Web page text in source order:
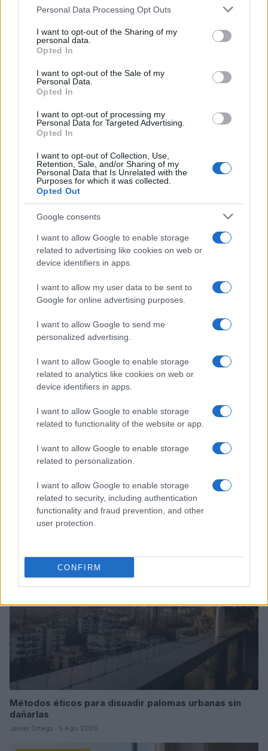
Please note that this website/app uses one or more Google
not limited to your visit or usage behaviour. You may click to
grant or deny consent to Google and its third-party tags to
use your data for below specified purposes in below Google
consent section.
Personal Data Processing Opt Outs
I want to opt-out of the Sharing of my
personal data.
Opted In
I want to opt-out of the Sale of my
Personal Data.
Opted In
I want to opt-out of processing my
Personal Data for Targeted Advertising.
Opted In
I want to opt-out of Collection, Use,
Retention, Sale, and/or Sharing of my
Personal Data that Is Unrelated with the
Purposes for which it was collected.
Opted Out
Google consents
I want to allow Google to enable storage
related to advertising like cookies on web or
device identifiers in apps.
I want to allow my user data to be sent to
Google for online advertising purposes.
I want to allow Google to send me
personalized advertising.
I want to allow Google to enable storage
related to analytics like cookies on web or
device identifiers in apps.
I want to allow Google to enable storage
related to functionality of the website or app.
I want to allow Google to enable storage
related to personalization.
I want to allow Google to enable storage
related to security, including authentication
functionality and fraud prevention, and other
user protection.
CONFIRM
adaptar las decisiones a las necesidades de cada
AUTOR
Emanuele Tassinari
Emanuele Tassinari, restaurador turinés,
convirtió la recuperación de una puerta del
siglo XVIII en un caso de estudio publicado:
sobre restauración y técnicas tradicionales.
Lleva un diario técnico con anotaciones sobre
acabados históricos que utiliza como
referencia en cada reportaje.
Sigue leyendo
Métodos éticos para disuadir palomas urbanas sin
dañarlas
Javier Ortega · 5 Ago 2026